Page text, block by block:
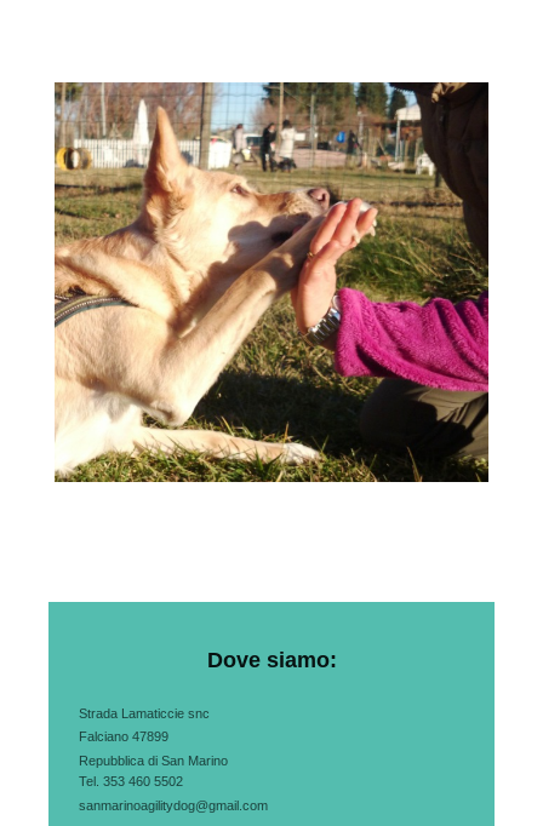
Dove siamo:
Strada Lamaticcie snc
Falciano 47899
Repubblica di San Marino
Tel. 353 460 5502
sanmarinoagilitydog@gmail.com